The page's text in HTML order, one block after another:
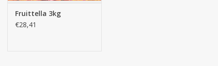
Fruittella 3kg
€28,41